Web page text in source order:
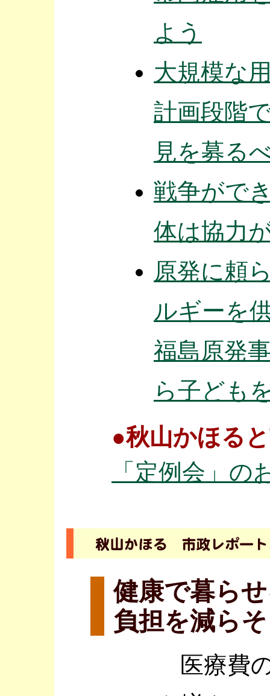
よう
大規模な
計画段階
見を募る
戦争がで
体は協力
原発に頼
ルギーを
福島原発
ら子ども
●秋山かほる
「定例会」の
健康で暮ら
負担を減ら
医療費